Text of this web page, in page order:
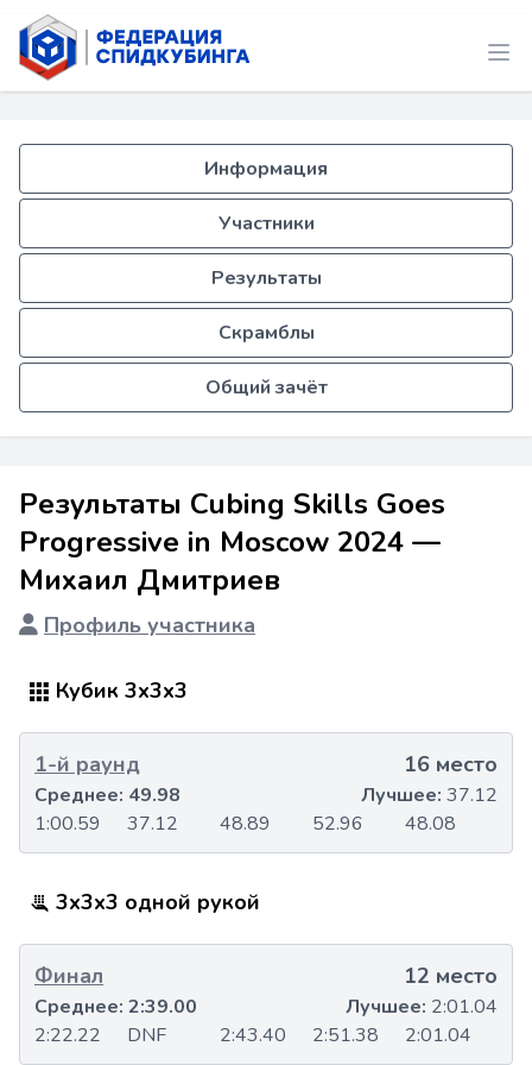
Информация
Участники
Результаты
Скрамблы
Общий зачёт
Результаты Cubing Skills Goes
Progressive in Moscow 2024 —
Михаил Дмитриев
Профиль участника
Кубик 3x3x3
1-й раунд 16 место
1:00.59 37.12 48.89 52.96 48.08
Среднее: 49.98 Лучшее: 37.12
3x3x3 одной рукой
Финал 12 место
2:22.22 DNF 2:43.40 2:51.38 2:01.04
Среднее: 2:39.00 Лучшее: 2:01.04